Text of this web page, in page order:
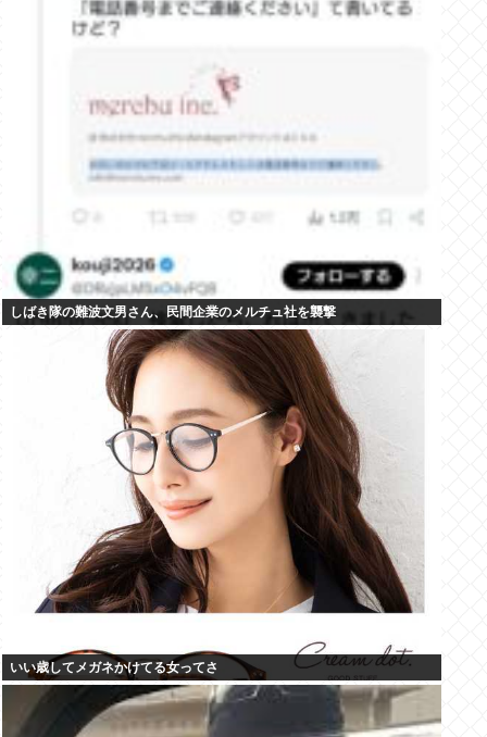
しばき隊の難波文男さん、民間企業のメルチュ社を襲撃
いい歳してメガネかけてる女ってさ